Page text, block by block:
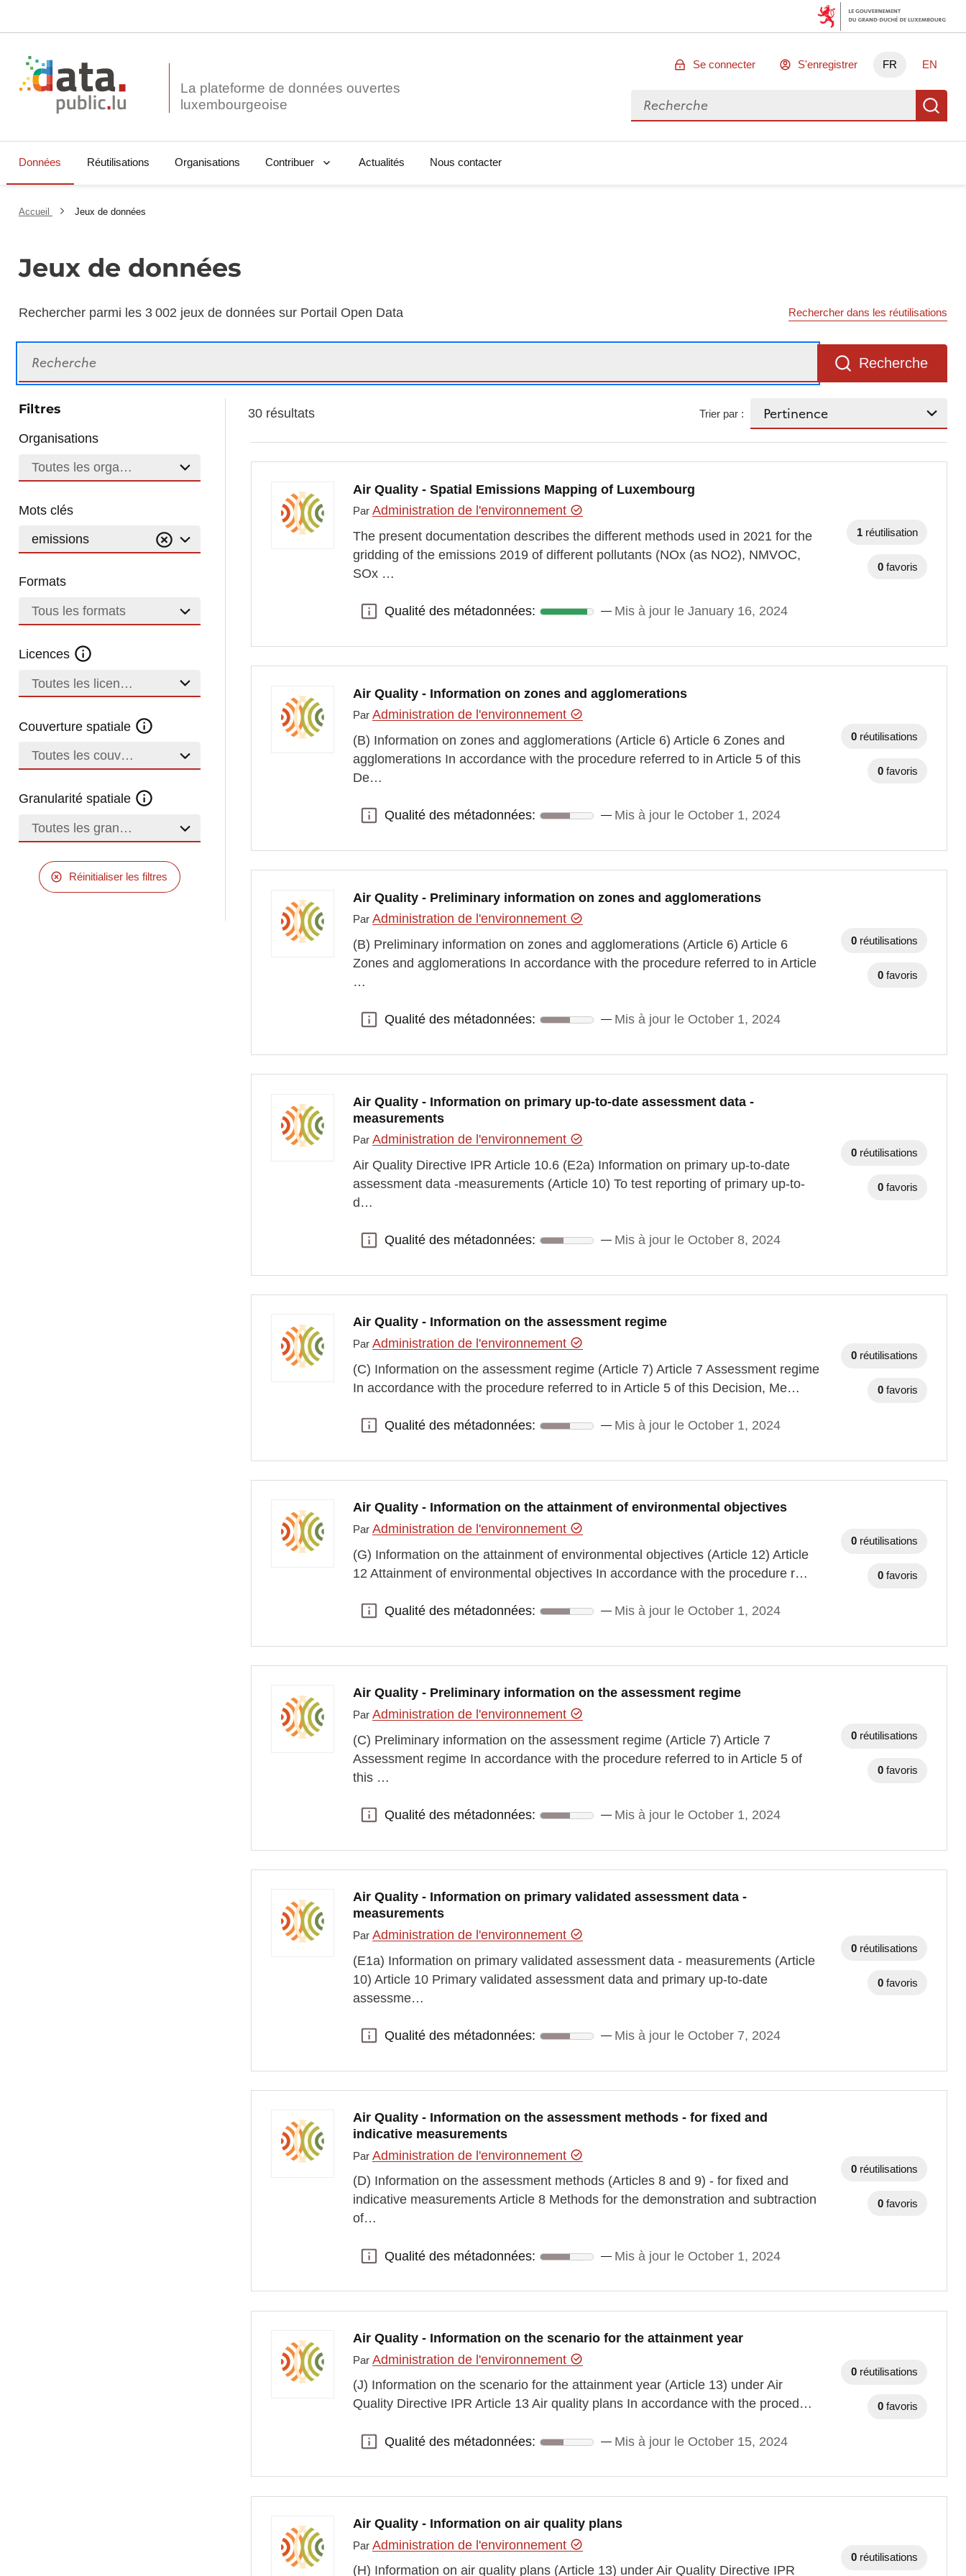
La plateforme de données ouvertes
Se connecter S'enregistrer FR EN
Rechercher des données
Données Réutilisations Organisations Contribuer Actualités Nous contacter
Accueil Jeux de données
Jeux de données
Rechercher parmi les 3 002 jeux de données sur Portail Open Data Rechercher dans les réutilisations
Recherche
Filtres
Organisations
Toutes les organisations
Mots clés
emissions
Formats
Tous les formats
Licences
Toutes les licences
Couverture spatiale
Toutes les couvertures
Granularité spatiale
Toutes les granularités
Réinitialiser les filtres
30 résultats Trier par :
Air Quality - Spatial Emissions Mapping of Luxembourg
ParAdministration de l'environnement
The present documentation describes the different methods used in 2021 for the
gridding of the emissions 2019 of different pollutants (NOx (as NO2), NMVOC,
SOx …
Qualité des métadonnées:
Qualité des métadonnées: Mis à jour le January 16, 2024
1 réutilisation
0 favoris
Air Quality - Information on zones and agglomerations
ParAdministration de l'environnement
(B) Information on zones and agglomerations (Article 6) Article 6 Zones and
agglomerations In accordance with the procedure referred to in Article 5 of this
De…
Qualité des métadonnées:
Qualité des métadonnées: Mis à jour le October 1, 2024
0 réutilisations
0 favoris
Air Quality - Preliminary information on zones and agglomerations
ParAdministration de l'environnement
(B) Preliminary information on zones and agglomerations (Article 6) Article 6
Zones and agglomerations In accordance with the procedure referred to in Article
…
Qualité des métadonnées:
Qualité des métadonnées: Mis à jour le October 1, 2024
0 réutilisations
0 favoris
Air Quality - Information on primary up-to-date assessment data -
measurements
ParAdministration de l'environnement
Air Quality Directive IPR Article 10.6 (E2a) Information on primary up-to-date
assessment data -measurements (Article 10) To test reporting of primary up-to-
d…
Qualité des métadonnées:
Qualité des métadonnées: Mis à jour le October 8, 2024
0 réutilisations
0 favoris
Air Quality - Information on the assessment regime
ParAdministration de l'environnement
(C) Information on the assessment regime (Article 7) Article 7 Assessment regime
In accordance with the procedure referred to in Article 5 of this Decision, Me…
Qualité des métadonnées:
Qualité des métadonnées: Mis à jour le October 1, 2024
0 réutilisations
0 favoris
Air Quality - Information on the attainment of environmental objectives
ParAdministration de l'environnement
(G) Information on the attainment of environmental objectives (Article 12) Article
12 Attainment of environmental objectives In accordance with the procedure r…
Qualité des métadonnées:
Qualité des métadonnées: Mis à jour le October 1, 2024
0 réutilisations
0 favoris
Air Quality - Preliminary information on the assessment regime
ParAdministration de l'environnement
(C) Preliminary information on the assessment regime (Article 7) Article 7
Assessment regime In accordance with the procedure referred to in Article 5 of
this …
Qualité des métadonnées:
Qualité des métadonnées: Mis à jour le October 1, 2024
0 réutilisations
0 favoris
Air Quality - Information on primary validated assessment data -
measurements
ParAdministration de l'environnement
(E1a) Information on primary validated assessment data - measurements (Article
10) Article 10 Primary validated assessment data and primary up-to-date
assessme…
Qualité des métadonnées:
Qualité des métadonnées: Mis à jour le October 7, 2024
0 réutilisations
0 favoris
Air Quality - Information on the assessment methods - for fixed and
indicative measurements
ParAdministration de l'environnement
(D) Information on the assessment methods (Articles 8 and 9) - for fixed and
indicative measurements Article 8 Methods for the demonstration and subtraction
of…
Qualité des métadonnées:
Qualité des métadonnées: Mis à jour le October 1, 2024
0 réutilisations
0 favoris
Air Quality - Information on the scenario for the attainment year
ParAdministration de l'environnement
(J) Information on the scenario for the attainment year (Article 13) under Air
Quality Directive IPR Article 13 Air quality plans In accordance with the proced…
Qualité des métadonnées:
Qualité des métadonnées: Mis à jour le October 15, 2024
0 réutilisations
0 favoris
Air Quality - Information on air quality plans
ParAdministration de l'environnement
(H) Information on air quality plans (Article 13) under Air Quality Directive IPR
0 réutilisations